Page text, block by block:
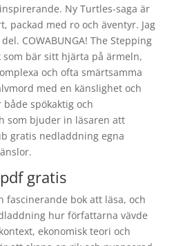
Ny Turtles-saga är
packad med ro och äventyr. Jag
COWABUNGA! The Stepping
som bär sitt hjärta på ärmeln,
och ofta smärtsamma
med en känslighet och
spökaktig och
som bjuder in läsaren att
gratis nedladdning egna
gratis
fascinerande bok att läsa, och
hur författarna vävde
ekonomisk teori och